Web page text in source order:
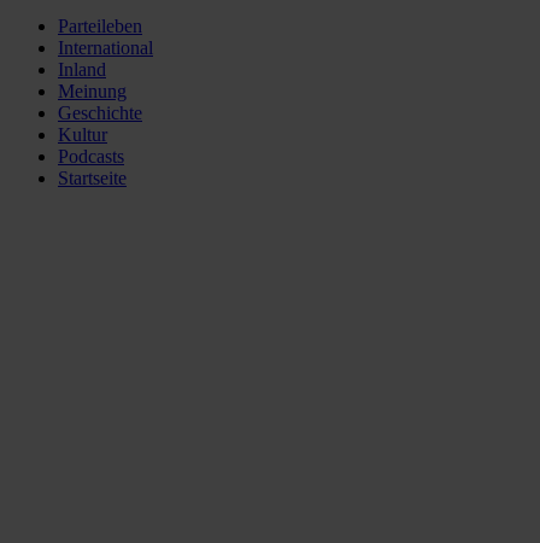
Parteileben
International
Inland
Meinung
Geschichte
Kultur
Podcasts
Startseite